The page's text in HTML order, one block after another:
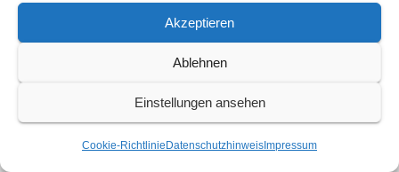
Akzeptieren
Ablehnen
Einstellungen ansehen
Cookie-Richtlinie Datenschutzhinweis Impressum
Von Orten der Kind­heit und Lieblingsvierteln bis hin zu